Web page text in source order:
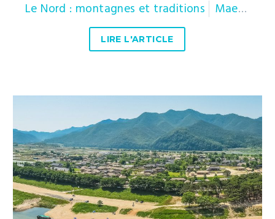
Le Nord : montagnes et traditions Mae Hong Son
LIRE L'ARTICLE
immersion
dans
un
village
folklorique
de